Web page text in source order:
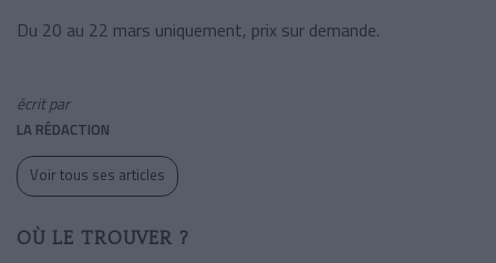
Du 20 au 22 mars uniquement, prix sur demande.
écrit par
LA RÉDACTION
Voir tous ses articles
OÙ LE TROUVER ?